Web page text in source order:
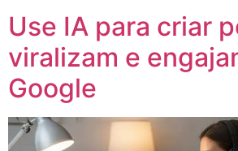
Use IA para criar
viralizam e
Google